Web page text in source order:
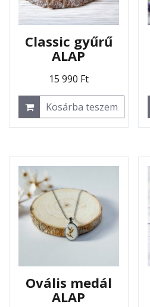
Classic gyűrű
ALAP
15 990 Ft
Kosárba teszem
Ovális medál
ALAP